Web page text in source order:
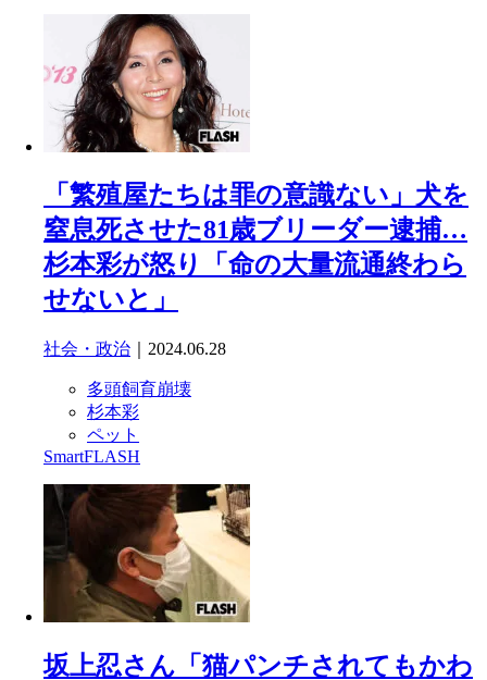
「繁殖屋たちは罪の意識ない」犬を
窒息死させた81歳ブリーダー逮捕…
杉本彩が怒り「命の大量流通終わら
せないと」
社会・政治 ｜2024.06.28
多頭飼育崩壊
杉本彩
ペット
SmartFLASH
坂上忍さん「猫パンチされてもかわ